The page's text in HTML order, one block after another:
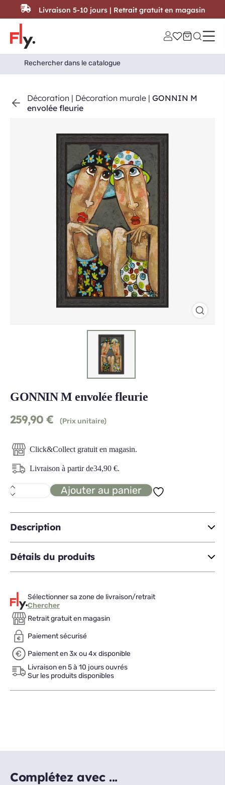
Passer au contenu
Search
for:
Search Button
Décoration | Décoration murale | GONNIN M
envolée fleurie
GONNIN M envolée fleurie
259,90 € (Prix unitaire)
Click&Collect gratuit en magasin.
Livraison à partir de34,90 €.
quantité
de
M
envolée
fleurie
Ajouter au panier
Description
Détails du produits
Sélectionner sa zone de livraison/retrait
Chercher
Retrait gratuit en magasin
Paiement sécurisé
Paiement en 3x ou 4x disponible
Livraison en 5 à 10 jours ouvrés
Sur les produits disponibles
Complétez avec ...
Livraison 5-10 jours | Retrait gratuit en magasin